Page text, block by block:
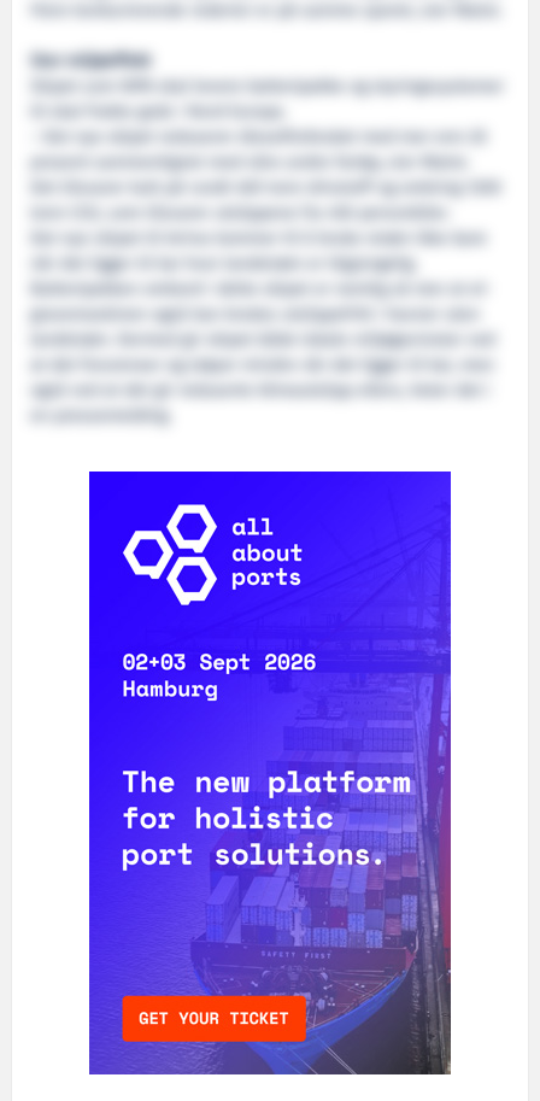
Stor miljøeffekt
Skipet som WPA skal levere batteripakke og styringssystemer
til skal frakte gods i Nord Europa.
– Det nye skipet reduserer dieselforbruket med mer enn 20
prosent sammenlignet med våre andre fartøy, sier Matre.
tonn CO2, som tilsvarer utslippene fra 450 personbiler.
Det nye skipet til Arriva kommer til å bruke strøm ikke bare
når det ligger til kai hvor landstrøm er tilgjengelig.
Batteripakken ombord i dette skipet er nemlig så stor at el-
gravemaskinen også kan brukes utslippsfritt i havner uten
landstrøm. Dermed gir skipet både lokale miljøgevinster ved
at det forurenser og støyer mindre når det ligger til kai, men
også ved at det gir reduserte klimautslipp ellers, heter det i